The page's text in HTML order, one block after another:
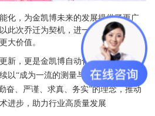
化，为金凯博未来的发展提供了更广
此次乔迁为契机，进一步提升技术研
大价值。
新，更是金凯博自动化迈向新阶段的
以“成为一流的测量与测控一体化解决
奋、严谨、求真、务实”的理念，推动
进步，助力行业高质量发展